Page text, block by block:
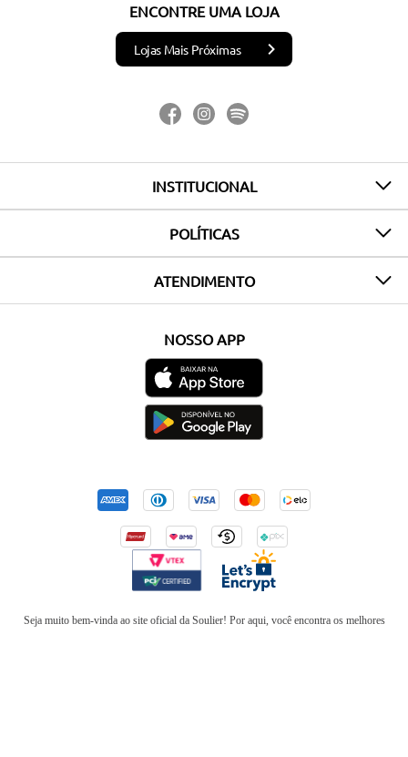
ENCONTRE UMA LOJA
Lojas Mais Próximas
INSTITUCIONAL
POLÍTICAS
ATENDIMENTO
NOSSO APP
Seja muito bem-vinda ao site oficial da Soulier! Por aqui, você encontra os melhores